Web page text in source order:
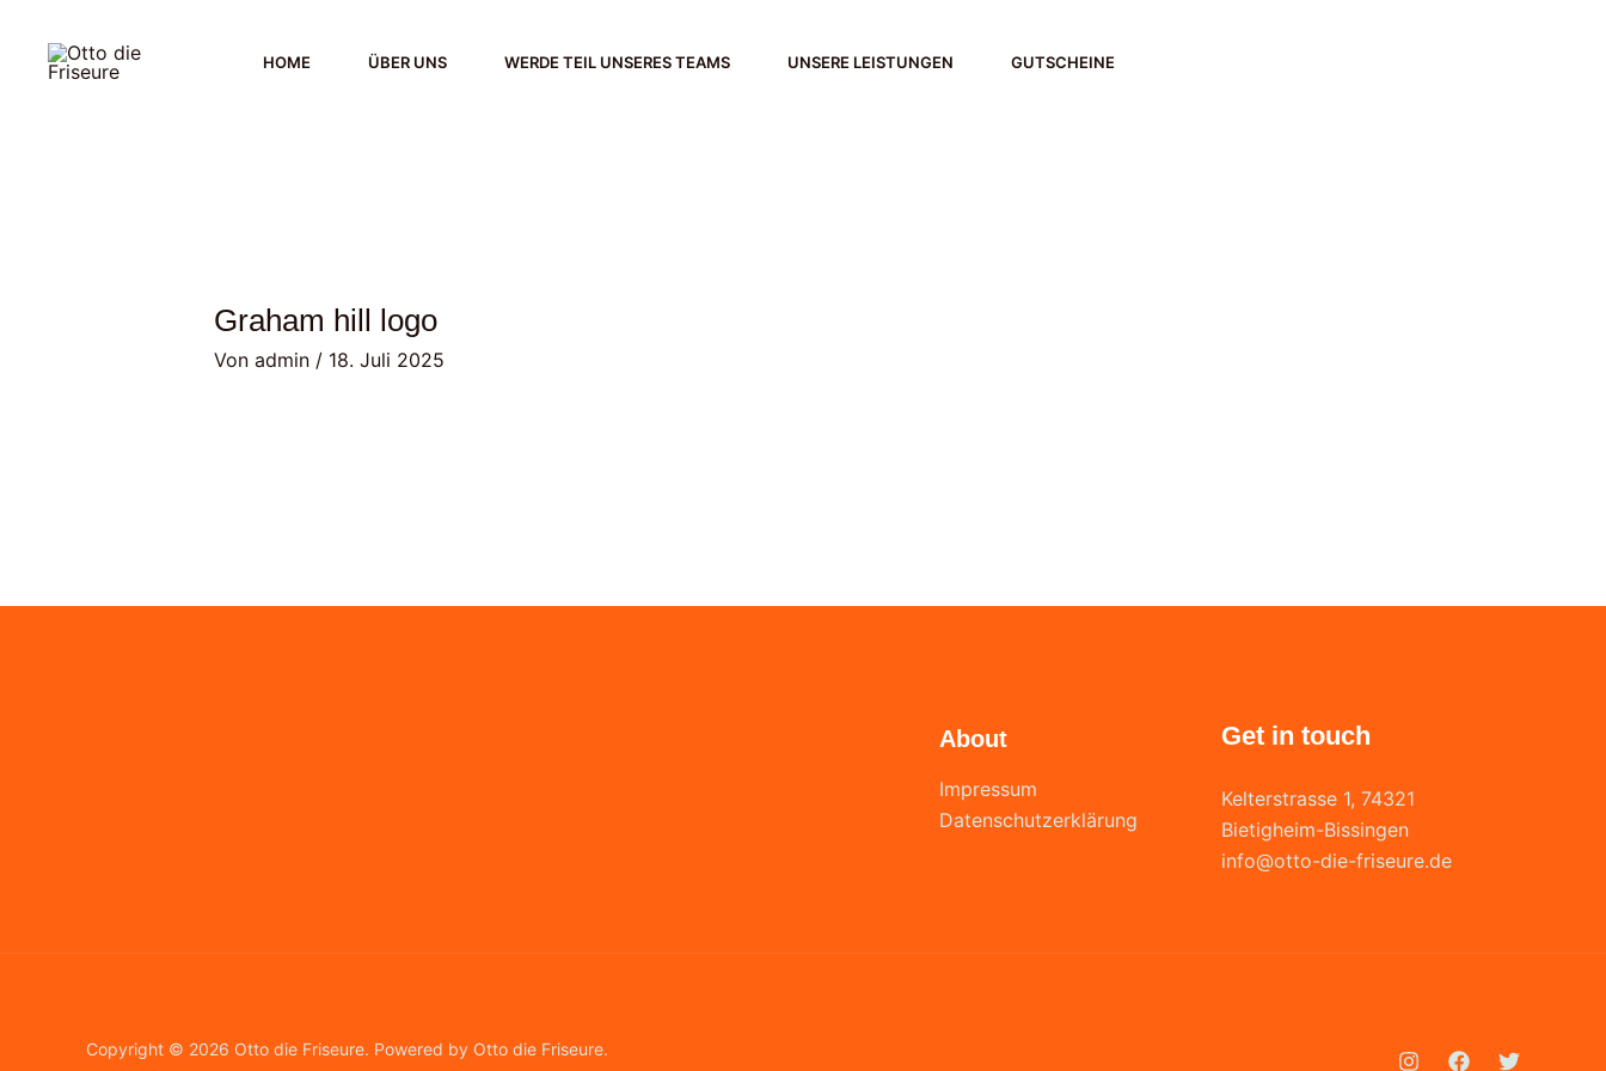
springen
HOME ÜBER UNS WERDE TEIL UNSERES TEAMS UNSERE LEISTUNGEN GUTSCHEINE
Graham hill logo
Von admin / 18. Juli 2025
About
Impressum
Datenschutzerklärung
Get in touch
Kelterstrasse 1, 74321
Bietigheim-Bissingen
info@otto-die-friseure.de
Copyright © 2026 Otto die Friseure. Powered by Otto die Friseure.